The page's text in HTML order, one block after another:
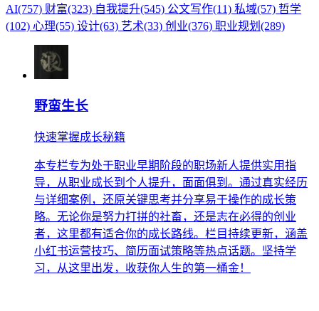
AI(757) 财富(323) 自我提升(545) 公文写作(11) 私域(57) 哲学
(102) 心理(55) 设计(63) 艺术(33) 创业(376) 职业规划(289)
野蛮生长
快速掌握成长秘籍
本专栏专为处于职业早期阶段的职场新人提供实用指
导，从职业成长到个人提升，面面俱到。通过真实经历
与详细案例，还原关键思考并分享易于操作的成长策
略。无论你是努力打拼的社畜，还是志在必得的创业
者，这里都有适合你的成长路线。栏目持续更新，涵盖
小红书运营技巧、简历面试策略等热点话题。坚持学
习，从这里出发，收获你人生的第一桶金！